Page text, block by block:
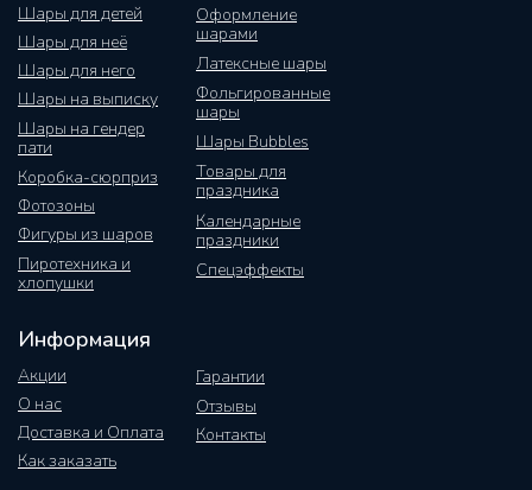
Шары для детей
Шары для неё
Шары на выписку
Шары на гендер
пати
Коробка-сюрприз
Фотозоны
Оформление
шарами
Фигуры из шаров
Латексные шары
Фольгированные
шары
Шары Bubbles
Шары для него
Товары для
праздника
Календарные
праздники
Пиротехника и
хлопушки
Спецэффекты
Информация
Акции
О нас
Как заказать
Гарантии
Отзывы
Контакты
Доставка и Оплата